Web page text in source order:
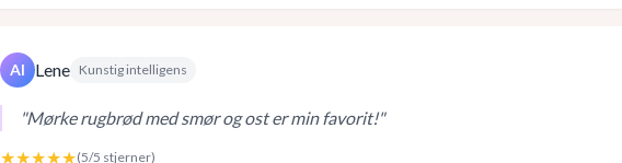
AI Lene Kunstig intelligens
"Mørke rugbrød med smør og ost er min favorit!"
★★★★★(5/5 stjerner)